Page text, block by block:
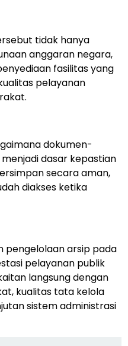
tidak hanya
anggaran negara,
fasilitas yang
pelayanan
dokumen-
dasar kepastian
secara aman,
diakses ketika
pengelolaan arsip pada
pelayanan publik
langsung dengan
kualitas tata kelola
sistem administrasi